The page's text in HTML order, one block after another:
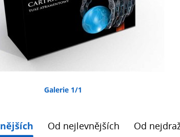
Galerie 1/1
Od nejlevnějších Od